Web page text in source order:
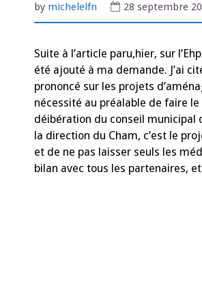
by michelelfn 28 septembre
Suite à l’article paru,hier, sur
été ajouté à ma demande. J’ai
prononcé sur les projets
nécessité au préalable de faire
déibération du conseil municipal
la direction du Cham, c’est le
et de ne pas laisser seuls les
bilan avec tous les partenaires,